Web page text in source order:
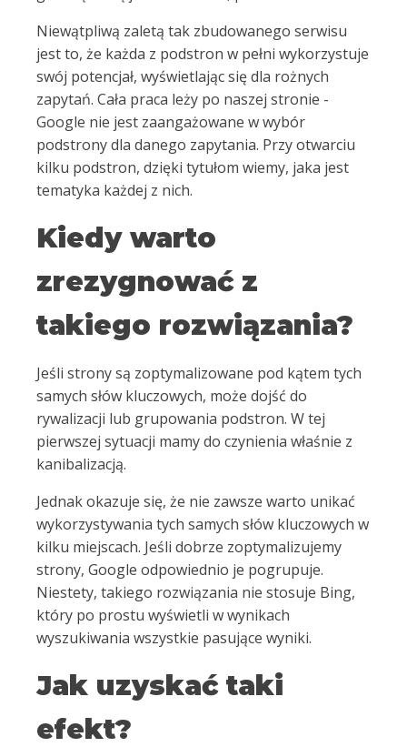
Niewątpliwą zaletą tak zbudowanego serwisu
jest to, że każda z podstron w pełni wykorzystuje
swój potencjał, wyświetlając się dla rożnych
zapytań. Cała praca leży po naszej stronie -
Google nie jest zaangażowane w wybór
podstrony dla danego zapytania. Przy otwarciu
kilku podstron, dzięki tytułom wiemy, jaka jest
tematyka każdej z nich.
Kiedy warto
zrezygnować z
takiego rozwiązania?
Jeśli strony są zoptymalizowane pod kątem tych
samych słów kluczowych, może dojść do
rywalizacji lub grupowania podstron. W tej
pierwszej sytuacji mamy do czynienia właśnie z
kanibalizacją.
Jednak okazuje się, że nie zawsze warto unikać
wykorzystywania tych samych słów kluczowych w
kilku miejscach. Jeśli dobrze zoptymalizujemy
strony, Google odpowiednio je pogrupuje.
Niestety, takiego rozwiązania nie stosuje Bing,
który po prostu wyświetli w wynikach
wyszukiwania wszystkie pasujące wyniki.
Jak uzyskać taki
efekt?